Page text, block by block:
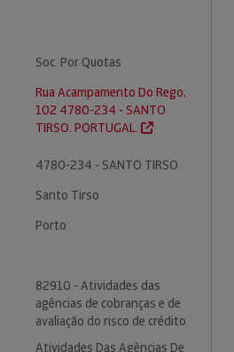
Soc. Por Quotas
Rua Acampamento Do Rego,
102 4780-234 - SANTO
TIRSO. PORTUGAL.
4780-234 - SANTO TIRSO
Santo Tirso
Porto
82910 - Atividades das
agências de cobranças e de
avaliação do risco de crédito
Atividades Das Agências De